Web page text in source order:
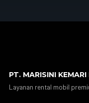
PT. MARISINI
Layanan rental mobil